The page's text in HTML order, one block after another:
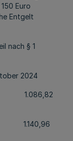
Euro
Entgelt
nach § 1
2024
1.086,82
1.140,96